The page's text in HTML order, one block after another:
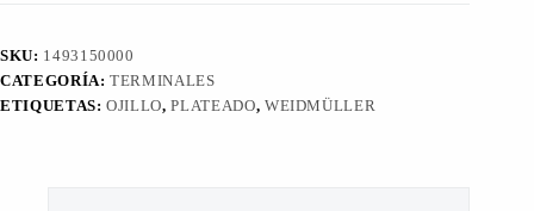
SKU: 1493150000
CATEGORÍA:TERMINALES
ETIQUETAS:OJILLO,PLATEADO, WEIDMÜLLER